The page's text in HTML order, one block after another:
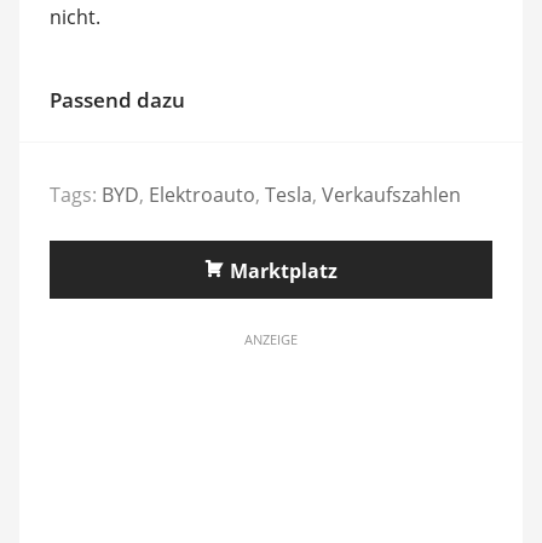
nicht.
Passend dazu
Tags: BYD, Elektroauto, Tesla, Verkaufszahlen
Marktplatz
ANZEIGE